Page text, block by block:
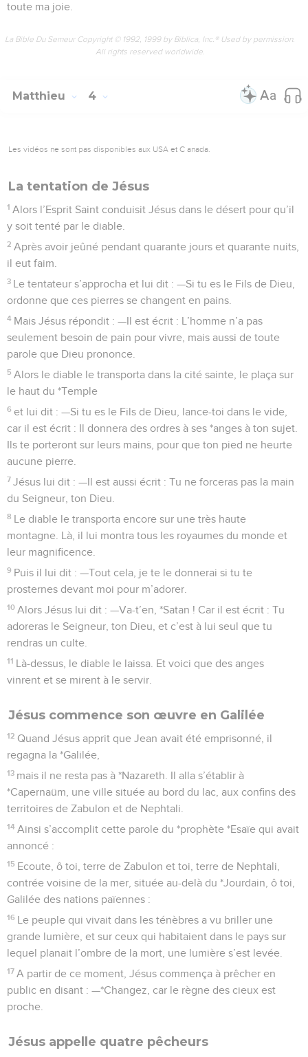
toute ma joie.
La Bible Du Semeur Copyright © 1992, 1999 by Biblica, Inc.® Used by permission.
All rights reserved worldwide.
Matthieu 4
Les vidéos ne sont pas disponibles aux USA et C anada.
La tentation de Jésus
1 Alors l’Esprit Saint conduisit Jésus dans le désert pour qu’il
y soit tenté par le diable.
2 Après avoir jeûné pendant quarante jours et quarante nuits,
il eut faim.
3 Le tentateur s’approcha et lui dit : —Si tu es le Fils de Dieu,
ordonne que ces pierres se changent en pains.
4 Mais Jésus répondit : —Il est écrit : L’homme n’a pas
seulement besoin de pain pour vivre, mais aussi de toute
parole que Dieu prononce.
5 Alors le diable le transporta dans la cité sainte, le plaça sur
le haut du *Temple
6 et lui dit : —Si tu es le Fils de Dieu, lance-toi dans le vide,
car il est écrit : Il donnera des ordres à ses *anges à ton sujet.
Ils te porteront sur leurs mains, pour que ton pied ne heurte
aucune pierre.
7 Jésus lui dit : —Il est aussi écrit : Tu ne forceras pas la main
du Seigneur, ton Dieu.
8 Le diable le transporta encore sur une très haute
montagne. Là, il lui montra tous les royaumes du monde et
leur magnificence.
9 Puis il lui dit : —Tout cela, je te le donnerai si tu te
prosternes devant moi pour m’adorer.
10 Alors Jésus lui dit : —Va-t’en, *Satan ! Car il est écrit : Tu
adoreras le Seigneur, ton Dieu, et c’est à lui seul que tu
rendras un culte.
11 Là-dessus, le diable le laissa. Et voici que des anges
vinrent et se mirent à le servir.
Jésus commence son œuvre en Galilée
12 Quand Jésus apprit que Jean avait été emprisonné, il
regagna la *Galilée,
13 mais il ne resta pas à *Nazareth. Il alla s’établir à
*Capernaüm, une ville située au bord du lac, aux confins des
territoires de Zabulon et de Nephtali.
14 Ainsi s’accomplit cette parole du *prophète *Esaïe qui avait
annoncé :
15 Ecoute, ô toi, terre de Zabulon et toi, terre de Nephtali,
contrée voisine de la mer, située au-delà du *Jourdain, ô toi,
Galilée des nations païennes :
16 Le peuple qui vivait dans les ténèbres a vu briller une
grande lumière, et sur ceux qui habitaient dans le pays sur
lequel planait l’ombre de la mort, une lumière s’est levée.
17 A partir de ce moment, Jésus commença à prêcher en
public en disant : —*Changez, car le règne des cieux est
proche.
Jésus appelle quatre pêcheurs